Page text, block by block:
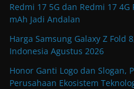
Redmi 17 5G dan Redmi 17
mAh Jadi Andalan
Harga Samsung Galaxy Z Fold
Indonesia Agustus 2026
Honor Ganti Logo dan Slogan,
Perusahaan Ekosistem